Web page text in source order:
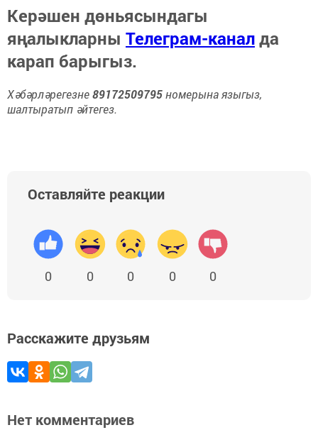
Керәшен дөньясындагы
яңалыкларны Телеграм-каналда
карап барыгыз.
Хәбәрләрегезне89172509795номерына языгыз,
шалтыратып әйтегез.
Оставляйте реакции
0 0 0 0 0
Расскажите друзьям
Нет комментариев